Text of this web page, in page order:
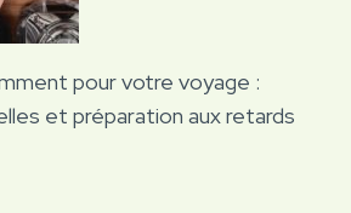
pour votre voyage :
et préparation aux retards